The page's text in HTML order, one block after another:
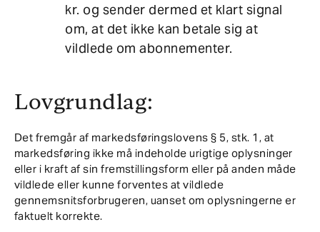
kr. og sender dermed et klart signal
om, at det ikke kan betale sig at
vildlede om abonnementer.
Lovgrundlag:
Det fremgår af markedsføringslovens § 5, stk. 1, at
markedsføring ikke må indeholde urigtige oplysninger
eller i kraft af sin fremstillingsform eller på anden måde
vildlede eller kunne forventes at vildlede
gennemsnitsforbrugeren, uanset om oplysningerne er
faktuelt korrekte.